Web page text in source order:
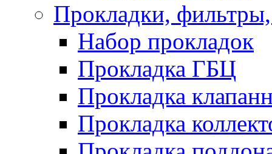
Прокладки,
Набор прокладок
Прокладка ГБЦ
Прокладка
Прокладка